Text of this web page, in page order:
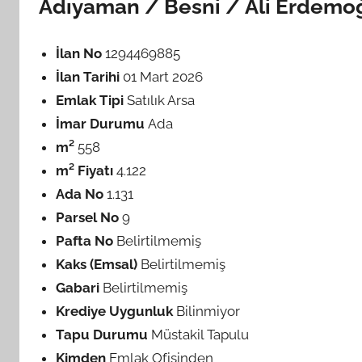
Adıyaman / Besni / Ali
İlan No 1294469885
İlan Tarihi 01 Mart 2026
Emlak Tipi Satılık Arsa
İmar Durumu Ada
m² 558
m² Fiyatı 4.122
Ada No 1.131
Parsel No 9
Pafta No Belirtilmemiş
Kaks (Emsal) Belirtilmemiş
Gabari Belirtilmemiş
Krediye Uygunluk Bilinmiyor
Tapu Durumu Müstakil Tapulu
Kimden Emlak Ofisinden